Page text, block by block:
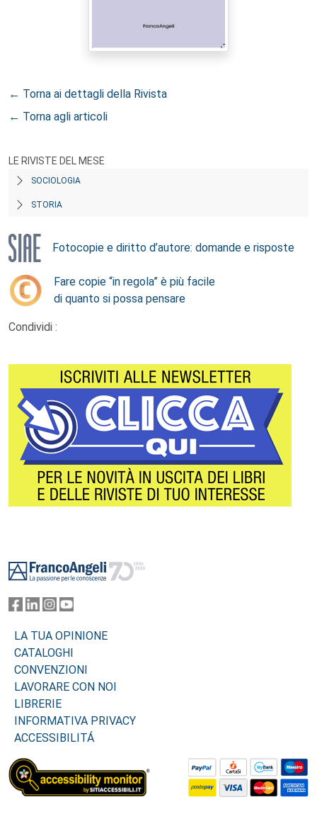
← Torna ai dettagli della Rivista
← Torna agli articoli
LE RIVISTE DEL MESE
SOCIOLOGIA
STORIA
Fotocopie e diritto d’autore: domande e risposte
Fare copie “in regola” è più facile
di quanto si possa pensare
Condividi :
LA TUA OPINIONE
CATALOGHI
CONVENZIONI
LAVORARE CON NOI
LIBRERIE
INFORMATIVA PRIVACY
ACCESSIBILITÁ